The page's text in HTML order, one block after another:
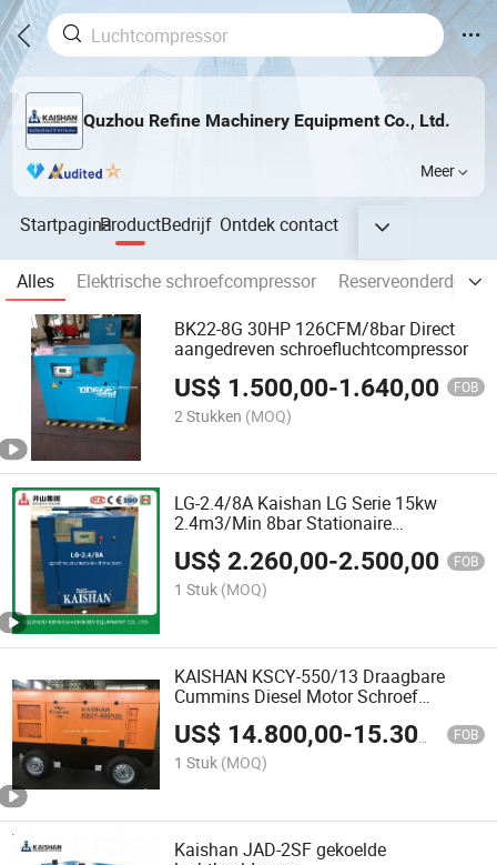
Quzhou Refine Machinery Equipment Co., Ltd.
Meer
StartpaginaProductBedrijf Ontdekcontact
Alles Elektrische schroefcompressor
BK22-8G 30HP 126CFM/8bar Direct
aangedreven schroefluchtcompressor
US$ 1.500,00-1.640,00 FOB
2 Stukken (MOQ)
LG-2.4/8A Kaishan LG Serie 15kw
2.4m3/Min 8bar Stationaire
Schroefcompressor
US$2.260,00-2.500,00 FOB
1 Stuk (MOQ)
KAISHAN KSCY-550/13 Draagbare
Cummins Diesel Motor Schroef
Luchtcompressor
US$ 14.800,00-15.300,00 FOB
1 Stuk (MOQ)
Kaishan JAD-2SF gekoelde